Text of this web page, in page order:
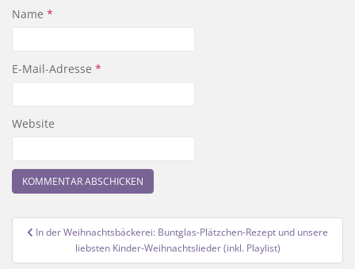
Name *
E-Mail-Adresse *
Website
Beitragsnavigation
In der Weihnachtsbäckerei: Buntglas-Plätzchen-Rezept und unsere
liebsten Kinder-Weihnachtslieder (inkl. Playlist)